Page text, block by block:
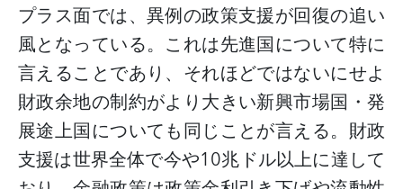
プラス面では、異例の政策支援が回復の追い
風となっている。これは先進国について特に
言えることであり、それほどではないにせよ
財政余地の制約がより大きい新興市場国・発
展途上国についても同じことが言える。財政
支援は世界全体で今や10兆ドル以上に達して